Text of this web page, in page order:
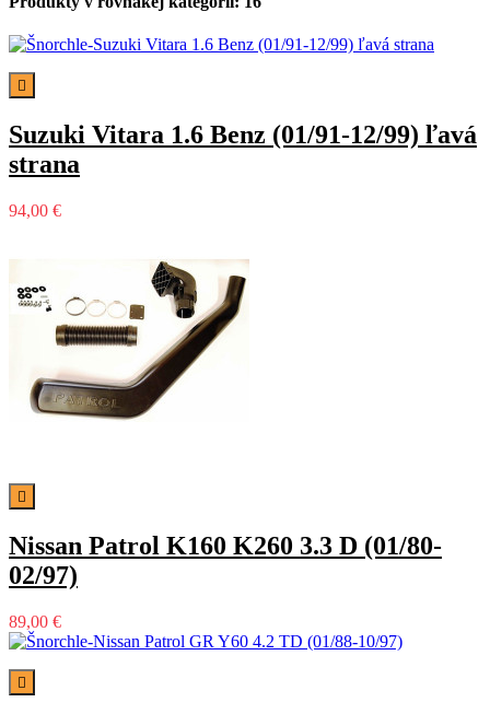

Suzuki Vitara 1.6 Benz (01/91-12/99) ľavá
strana
94,00 €

Nissan Patrol K160 K260 3.3 D (01/80-
02/97)
89,00 €
